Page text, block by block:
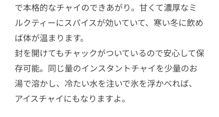
で本格的なチャイのできあがり。甘くて濃厚なミ
ルクティーにスパイスが効いていて、寒い冬に飲め
ば体が温まります。
封を開けてもチャックがついているので安心して保
存可能。同じ量のインスタントチャイを少量のお
湯で溶かし、冷たい水を注いで氷を浮かべれば、
アイスチャイにもなりますよ。